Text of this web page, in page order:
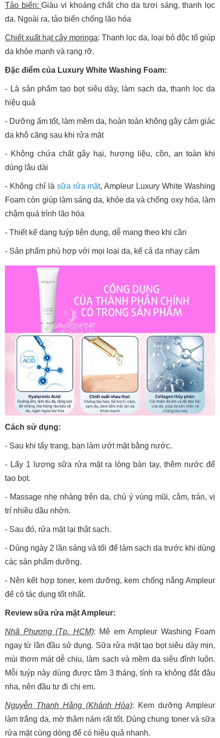
Tảo biển:Giàu vi khoáng chất cho da tươi sáng, thanh lọc
da. Ngoài ra, tảo biển chống lão hóa
Chiết xuất hạt cây moringa: Thanh lọc da, loại bỏ độc tố giúp
da khỏe mạnh và rạng rỡ.
Đặc điểm của Luxury White Washing Foam:
- Là sản phẩm tạo bọt siêu dày, làm sạch da, thanh lọc da
hiệu quả
- Dưỡng ẩm tốt, làm mềm da, hoàn toàn không gây cảm giác
da khô căng sau khi rửa mặt
- Không chứa chất gây hại, hương liệu, cồn, an toàn khi
dùng lâu dài
- Không chỉ là sữa rửa mặt, Ampleur Luxury White Washing
Foam còn giúp làm sáng da, khỏe da và chống oxy hóa, làm
chậm quá trình lão hóa
- Thiết kế dạng tuýp tiện dụng, dễ mang theo khi cần
- Sản phẩm phù hợp với mọi loại da, kể cả da nhạy cảm
Cách sử dụng:
- Sau khi tẩy trang, bạn làm ướt mặt bằng nước.
- Lấy 1 lượng sữa rửa mặt ra lòng bàn tay, thêm nước để
tạo bọt.
- Massage nhẹ nhàng trên da, chú ý vùng mũi, cằm, trán, vị
trí nhiều dầu nhờn.
- Sau đó, rửa mặt lại thật sạch.
- Dùng ngày 2 lần sáng và tối để làm sạch da trước khi dùng
các sản phẩm dưỡng.
- Nên kết hợp toner, kem dưỡng, kem chống nắng Ampleur
để có tác dụng tốt nhất.
Review sữa rửa mặt Ampleur:
Nhã Phương (Tp. HCM): Mê em Ampleur Washing Foam
ngay từ lần đầu sử dụng. Sữa rửa mặt tạo bọt siêu dày mịn,
mùi thơm mát dễ chịu, làm sạch và mềm da siêu đỉnh luôn.
Mỗi tuýp này dùng được tầm 3 tháng, tính ra không đắt đâu
nha, nên đầu tư đi chị em.
Nguyễn Thanh Hằng (Khánh Hòa): Kem dưỡng Ampleur
làm trắng da, mờ thâm nám rất tốt. Dùng chung toner và sữa
rửa mặt cùng dòng để có hiệu quả nhanh.